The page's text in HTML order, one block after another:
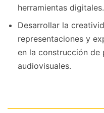
herramientas digitales.
Desarrollar la
representaciones y
en la construcción de
audiovisuales.